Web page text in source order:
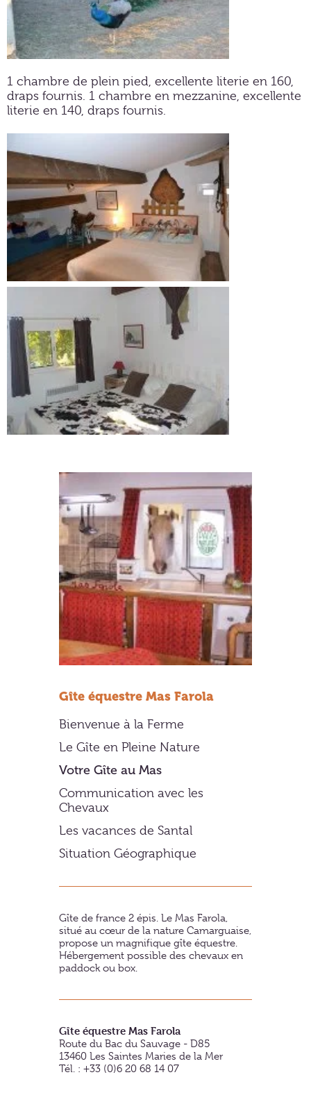
1 chambre de plein pied, excellente literie en 160,
draps fournis. 1 chambre en mezzanine, excellente
literie en 140, draps fournis.
Gîte équestre Mas Farola
Bienvenue à la Ferme
Le Gîte en Pleine Nature
Votre Gîte au Mas
Communication avec les
Chevaux
Les vacances de Santal
Situation Géographique
Gîte de france 2 épis. Le Mas Farola,
situé au cœur de la nature Camarguaise,
propose un magnifique gîte équestre.
Hébergement possible des chevaux en
paddock ou box.
Gîte équestre Mas Farola
Route du Bac du Sauvage - D85
13460 Les Saintes Maries de la Mer
Tél. : +33 (0)6 20 68 14 07